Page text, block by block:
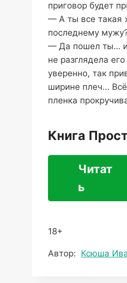
приговор будет
— А ты все такая
последнему
— Да пошел ты… и
не разглядела
уверенно, так
ширине плеч… Всё
пленка
Книга
Читат
ь
18+
Метки
Автор: Ксюша